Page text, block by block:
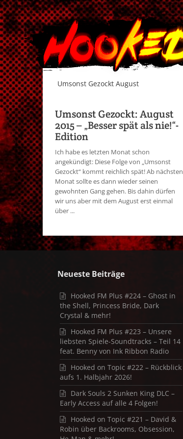
Umsonst Gezockt August
Umsonst Gezockt: August
2015 – „Besser spät als nie!“-
Edition
Ich habe es letzten Monat schon
angekündigt: Diese Folge von „Umsonst
Gezockt“ kommt reichlich spät! Ab nächsten
Monat sollte es dann wieder seinen
gewohnten Gang gehen. Bis dahin dürfen
wir uns aber mit dem August erst einmal
über ...
Neueste Beiträge
Hooked FM Plus #224 – Ghost in
the Shell, Princess Bride, Dark
Crystal & mehr!
Hooked FM Plus #223 – Unsere
liebsten Spiele-Soundtracks – Teil 14
feat. Benny von Ink Ribbon Radio
Hooked on Topic #222 – Rückblick
aufs 1. Halbjahr 2026!
Dark Souls 2 Sunken King DLC –
Early Access auf alle 4 Folgen!
Hooked on Topic #221 – David &
Robin über Backrooms, Obsession,